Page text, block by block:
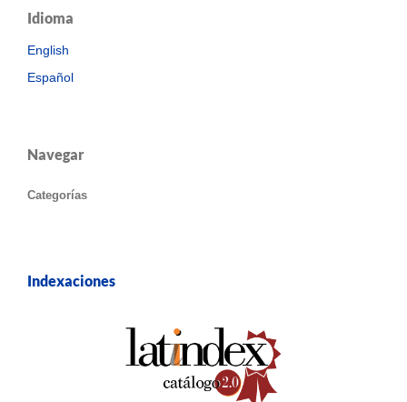
Idioma
English
Español
Navegar
Categorías
Indexaciones